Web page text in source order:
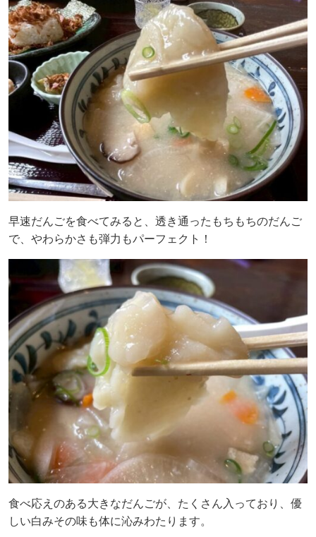
早速だんごを食べてみると、透き通ったもちもちのだんご
で、やわらかさも弾力もパーフェクト！
食べ応えのある大きなだんごが、たくさん入っており、優
しい白みその味も体に沁みわたります。